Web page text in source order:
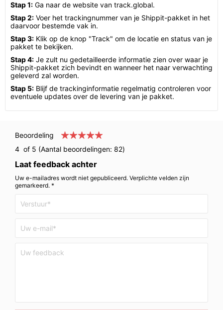
Stap 1: Ga naar de website van track.global.
Stap 2: Voer het trackingnummer van je Shippit-pakket in het
daarvoor bestemde vak in.
Stap 3: Klik op de knop "Track" om de locatie en status van je
pakket te bekijken.
Stap 4: Je zult nu gedetailleerde informatie zien over waar je
Shippit-pakket zich bevindt en wanneer het naar verwachting
geleverd zal worden.
Stap 5: Blijf de trackinginformatie regelmatig controleren voor
eventuele updates over de levering van je pakket.
Beoordeling
4 of 5 (Aantal beoordelingen: 82)
Laat feedback achter
Uw e-mailadres wordt niet gepubliceerd. Verplichte velden zijn
gemarkeerd. *